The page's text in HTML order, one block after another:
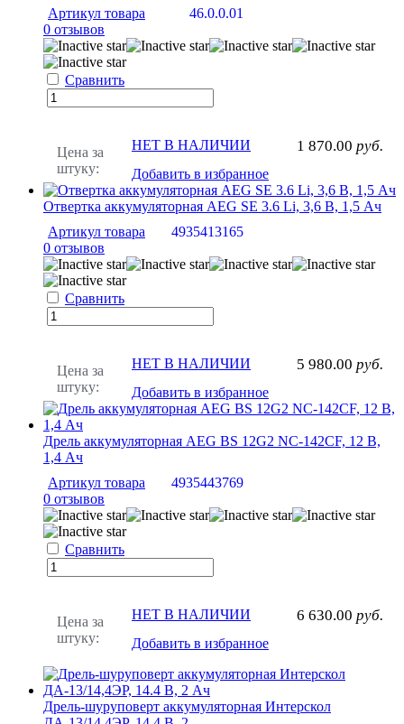
Артикул товара
46.0.0.01
0 отзывов
Сравнить
Цена за
штуку:
1 870.00 руб.
НЕТ В НАЛИЧИИ
Добавить в избранное
Отвертка аккумуляторная AEG SE 3.6 Li, 3,6 В, 1,5 Ач
Артикул товара
4935413165
0 отзывов
Сравнить
Цена за
штуку:
5 980.00 руб.
НЕТ В НАЛИЧИИ
Добавить в избранное
Дрель аккумуляторная AEG BS 12G2 NC-142CF, 12 В,
1,4 Ач
Артикул товара
4935443769
0 отзывов
Сравнить
Цена за
штуку:
6 630.00 руб.
НЕТ В НАЛИЧИИ
Добавить в избранное
Дрель-шуруповерт аккумуляторная Интерскол